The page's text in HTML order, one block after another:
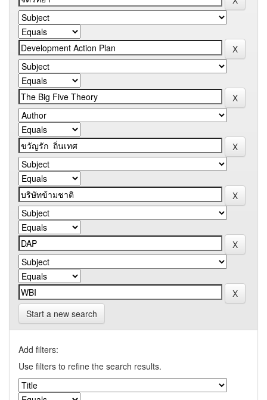
Start a new search
Add filters:
Use filters to refine the search results.